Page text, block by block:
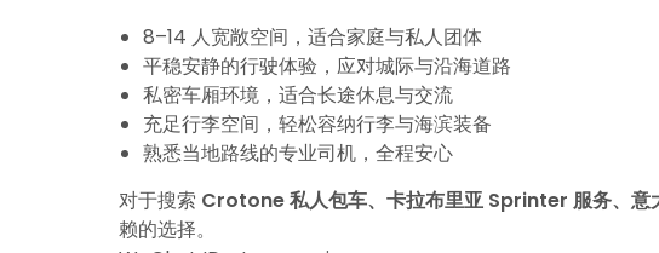
8–14 人宽敞空间，适合家庭与私人团体
平稳安静的行驶体验，应对城际与沿海道路
私密车厢环境，适合长途休息与交流
充足行李空间，轻松容纳行李与海滨装备
熟悉当地路线的专业司机，全程安心
对于搜索 Crotone 私人包车、卡拉布里亚 Sprinter 服务、意
赖的选择。